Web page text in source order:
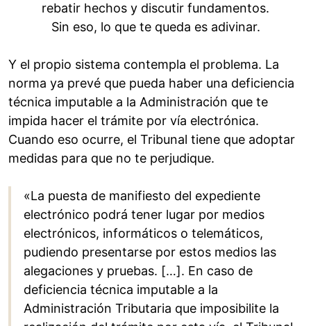
rebatir hechos y discutir fundamentos.
Sin eso, lo que te queda es adivinar.
Y el propio sistema contempla el problema. La
norma ya prevé que pueda haber una deficiencia
técnica imputable a la Administración que te
impida hacer el trámite por vía electrónica.
Cuando eso ocurre, el Tribunal tiene que adoptar
medidas para que no te perjudique.
«La puesta de manifiesto del expediente
electrónico podrá tener lugar por medios
electrónicos, informáticos o telemáticos,
pudiendo presentarse por estos medios las
alegaciones y pruebas. […]. En caso de
deficiencia técnica imputable a la
Administración Tributaria que imposibilite la